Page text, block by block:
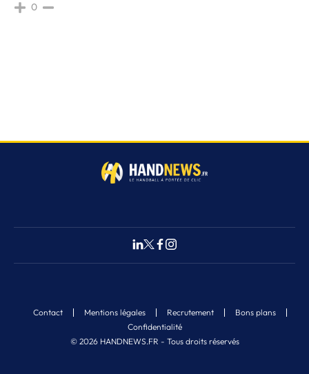
0
© 2026 HANDNEWS.FR - Tous droits réservés
Contact Mentions légales Recrutement
Bons plans
Confidentialité